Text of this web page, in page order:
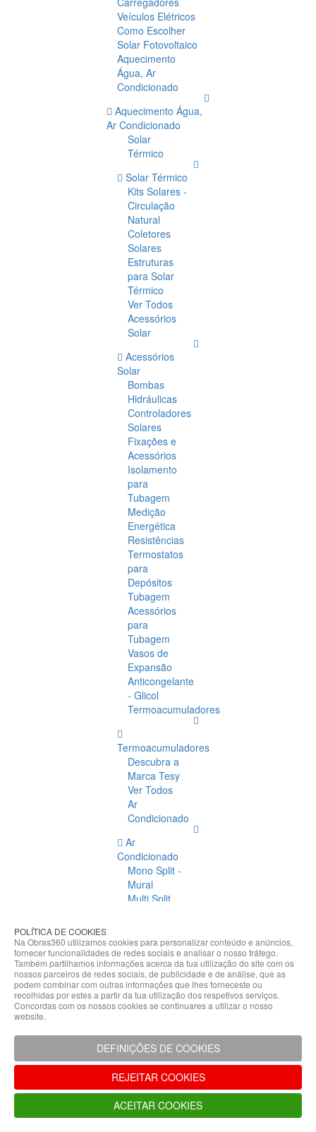
Veículos Elétricos
Como Escolher
Solar Fotovoltaico
Aquecimento
Água, Ar
Condicionado
Aquecimento Água,
Ar Condicionado
Solar
Térmico
Solar Térmico
Kits Solares -
Circulação
Natural
Coletores
Solares
Estruturas
para Solar
Térmico
Ver Todos
Acessórios
Solar
Acessórios
Solar
Bombas
Hidráulicas
Controladores
Solares
Fixações e
Acessórios
Isolamento
para
Tubagem
Medição
Energética
Resistências
Termostatos
para
Depósitos
Tubagem
Acessórios
para
Tubagem
Vasos de
Expansão
Anticongelante
- Glicol
Termoacumuladores
Termoacumuladores
Descubra a
Marca Tesy
Ver Todos
Ar
Condicionado
Ar
Condicionado
Mono Split -
Mural
Multi Split
Condicionado
Acessórios
Climatização
Acessórios
Climatização
Hidráulicas
Controladores
Fixações e
Acessórios
Isolamento
para
Tubagem
POLÍTICA DE COOKIES
Na Obras360 utilizamos cookies para personalizar conteúdo e anúncios,
fornecer funcionalidades de redes sociais e analisar o nosso tráfego.
Também partilhamos informações acerca da tua utilização do site com os
nossos parceiros de redes sociais, de publicidade e de análise, que as
podem combinar com outras informações que lhes forneceste ou
recolhidas por estes a partir da tua utilização dos respetivos serviços.
Concordas com os nossos cookies se continuares a utilizar o nosso
website.
DEFINIÇÕES DE COOKIES
REJEITAR COOKIES
ACEITAR COOKIES